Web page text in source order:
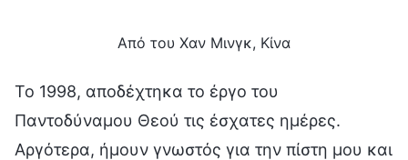
Από του Χαν Μινγκ, Κίνα
Το 1998, αποδέχτηκα το έργο του
Παντοδύναμου Θεού τις έσχατες ημέρες.
Αργότερα, ήμουν γνωστός για την πίστη μου και